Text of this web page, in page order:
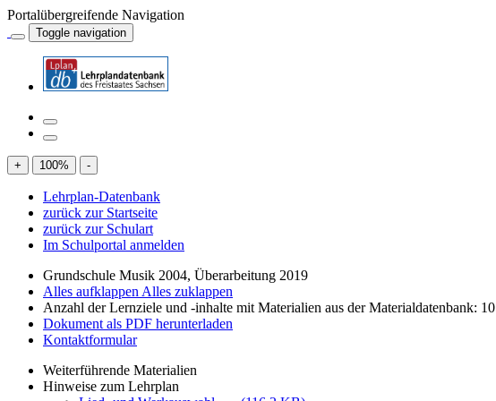
Portalübergreifende Navigation
Toggle navigation
+ 100% -
Lehrplan-Datenbank
zurück zur Startseite
zurück zur Schulart
Im Schulportal anmelden
Grundschule Musik 2004, Überarbeitung 2019
Alles aufklappen Alles zuklappen
Anzahl der Lernziele und -inhalte mit Materialien aus der Materialdatenbank: 10
Dokument als PDF herunterladen
Kontaktformular
Weiterführende Materialien
Hinweise zum Lehrplan